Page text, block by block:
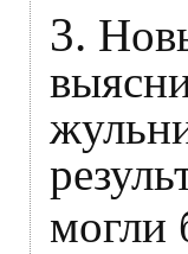
3.
могли